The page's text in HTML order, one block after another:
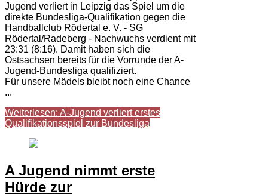
Jugend verliert in Leipzig das Spiel um die
direkte Bundesliga-Qualifikation gegen die
Handballclub Rödertal e. V. - SG
Rödertal/Radeberg - Nachwuchs verdient mit
23:31 (8:16). Damit haben sich die
Ostsachsen bereits für die Vorrunde der A-
Jugend-Bundesliga qualifiziert.
Für unsere Mädels bleibt noch eine Chance
...
Weiterlesen: A-Jugend verliert erstes
Qualifikationsspiel zur Bundesliga
A Jugend nimmt erste
Hürde zur